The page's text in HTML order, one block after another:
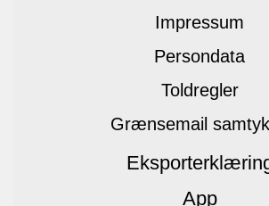
Impressum
Persondata
Toldregler
Grænsemail
App